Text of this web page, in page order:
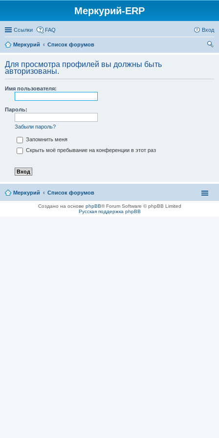
Меркурий-ERP
Ссылки FAQ Вход
Меркурий
Список форумов
Для просмотра профилей вы должны быть
авторизованы.
Имя пользователя:
Пароль:
Забыли пароль?
Запомнить меня
Скрыть моё пребывание на конференции в этот раз
Меркурий Список форумов
Создано на основе phpBB® Forum Software © phpBB Limited
Русская поддержка phpBB